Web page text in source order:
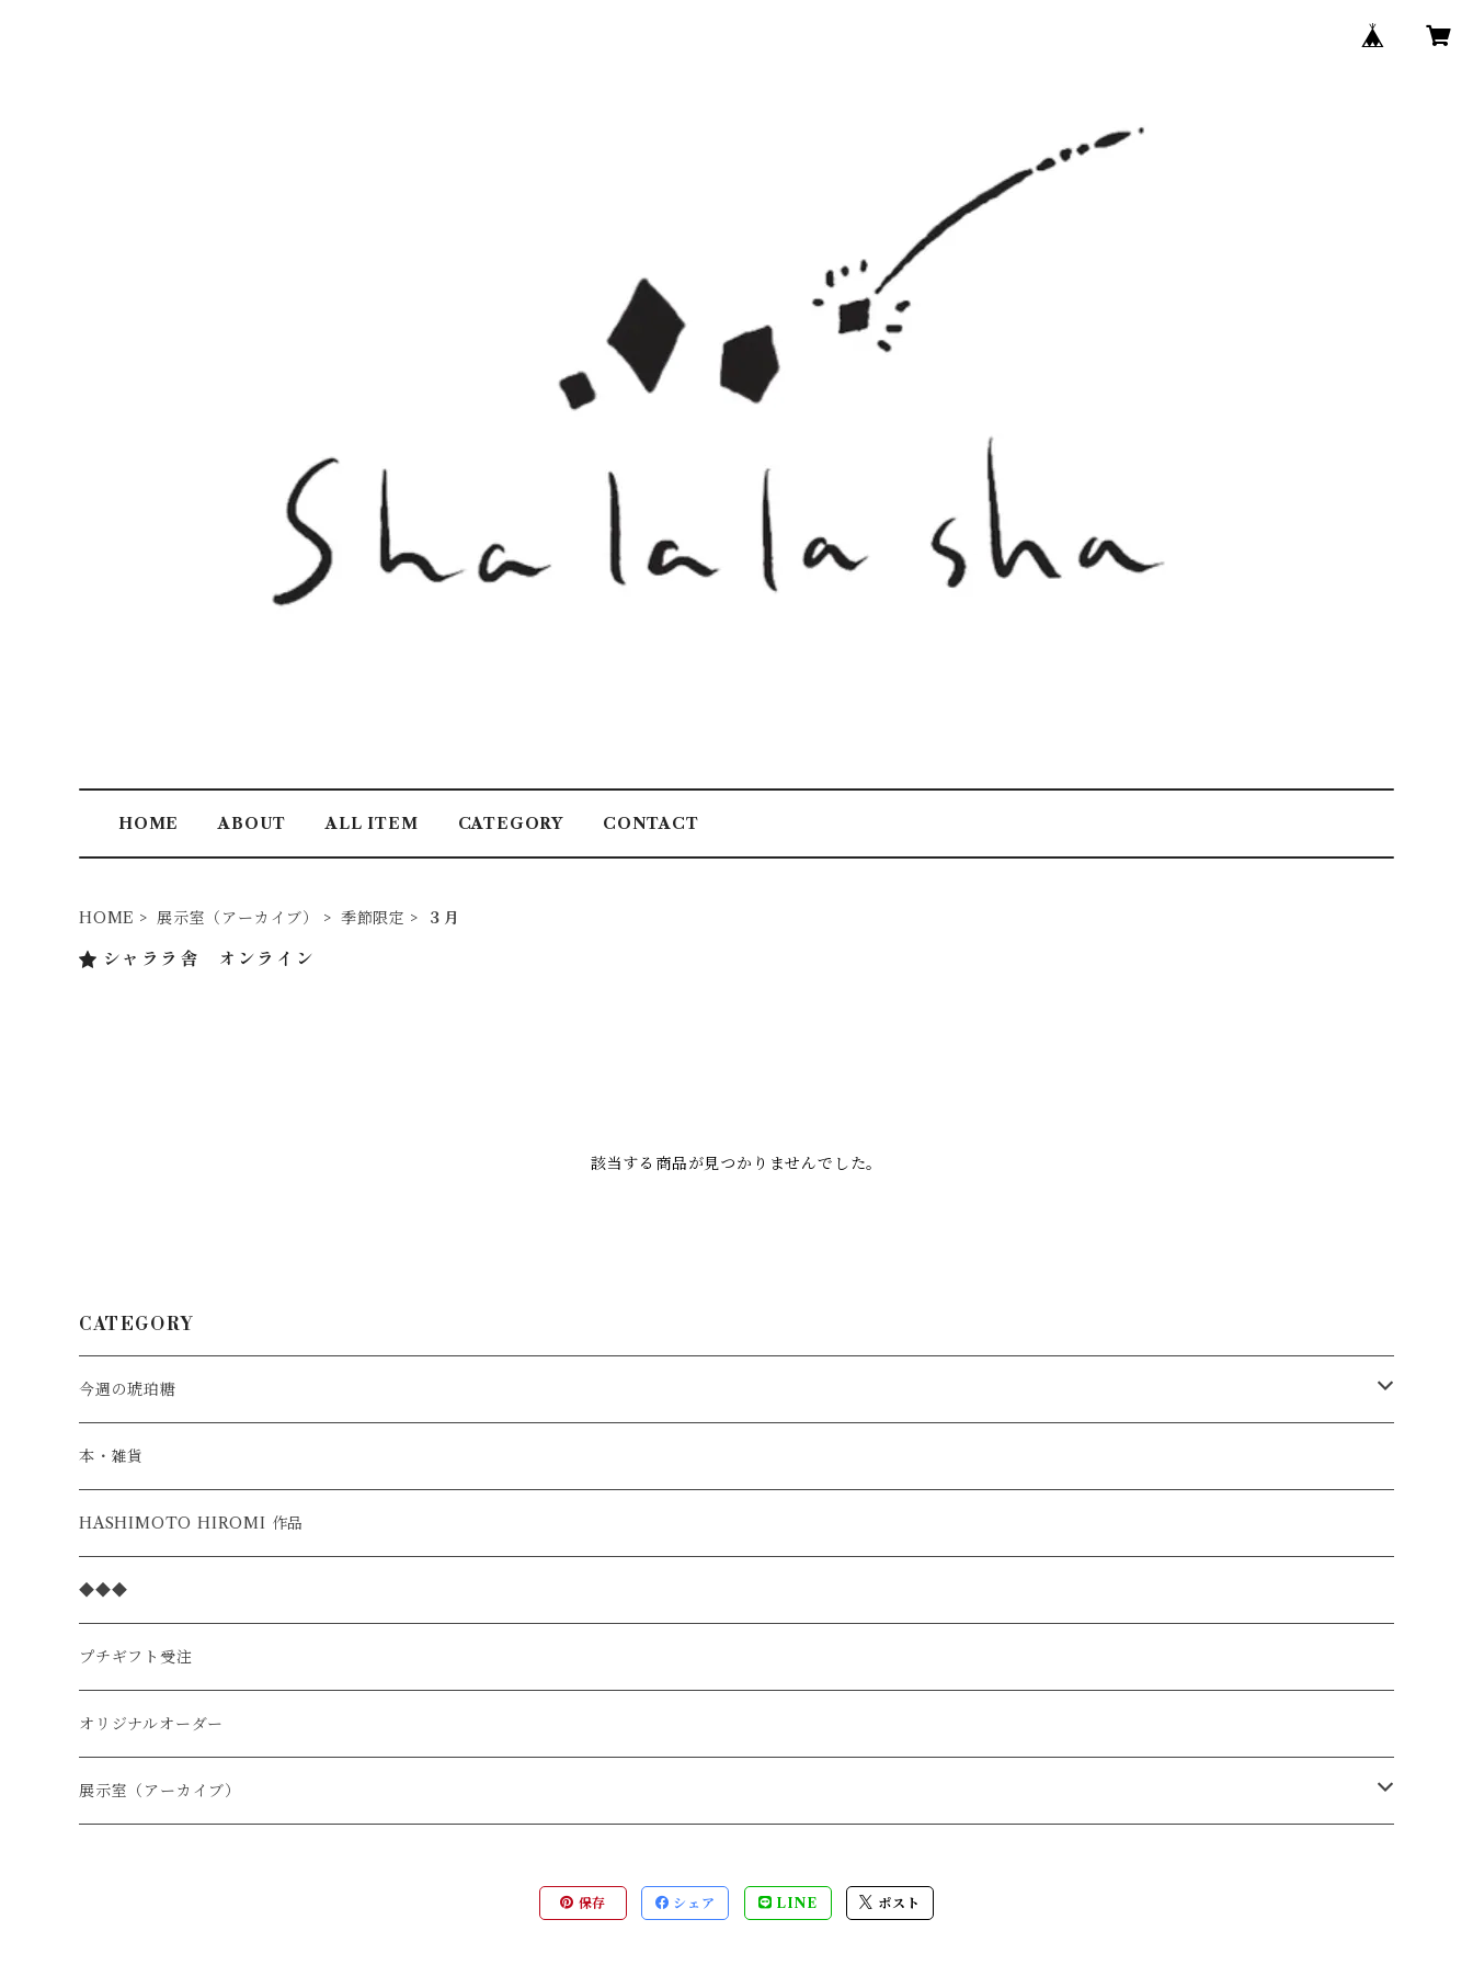
HOME ABOUT ALL ITEM CATEGORY CONTACT
HOME 展示室（アーカイブ） 季節限定 ３月
シャララ舎 オンライン
該当する商品が見つかりませんでした。
CATEGORY
今週の琥珀糖
スタンダード
季節の限定
本・雑貨
HASHIMOTO HIROMI 作品
◆◆◆
プチギフト受注
オリジナルオーダー
展示室（アーカイブ）
保存 シェア LINE ポスト